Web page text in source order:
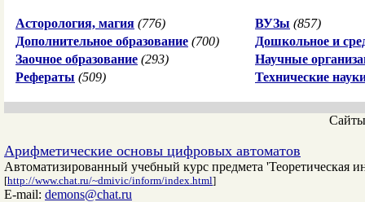
Асторология, магия (776) ВУЗы (857)
Дополнительное образование (700)
Дошкольное и
Заочное образование (293)
Научные
Рефераты (509) Технические
Арифметические основы цифровых автоматов
Автоматизированный учебный курс предмета
[http://www.chat.ru/~dmivic/inform/index.html]
E-mail: demons@chat.ru